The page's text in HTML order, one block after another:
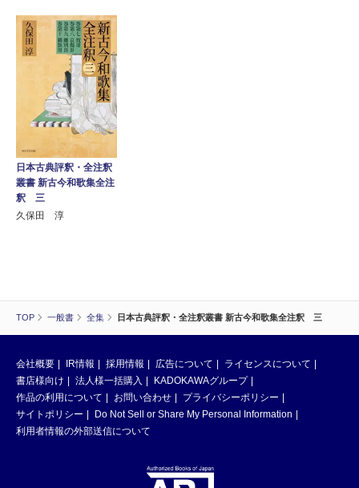
TOP 一般書 全集 日本古典評釈・全注釈叢書 新古今和歌集全注釈 三
日本古典評釈・全注釈
叢書 新古今和歌集全注
釈 三
久保田 淳
会社概要 IR情報 採用情報 広告について
ライセンスについて
書店様向け
法人様一括購入
KADOKAWAグループ
作品の利用について
お問い合わせ
プライバシーポリシー
サイトポリシー
Do Not Sell or Share My Personal Information
利用者情報の外部送信について